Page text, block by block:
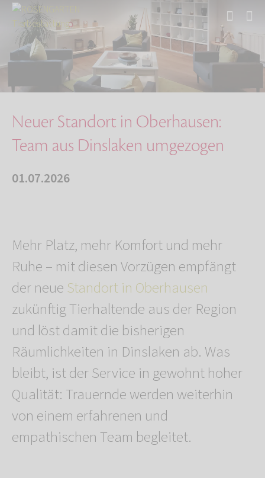
Start Über uns
Aktuelles
Neuer Standort in Oberhausen: Team aus Dinsla…
Neuer Standort in Oberhausen:
Team aus Dinslaken umgezogen
01.07.2026
Mehr Platz, mehr Komfort und mehr
Ruhe – mit diesen Vorzügen empfängt
der neueStandort in Oberhausen
zukünftig Tierhaltende aus der Region
und löst damit die bisherigen
Räumlichkeiten in Dinslaken ab. Was
bleibt, ist der Service in gewohnt hoher
Qualität: Trauernde werden weiterhin
von einem erfahrenen und
empathischen Team begleitet.